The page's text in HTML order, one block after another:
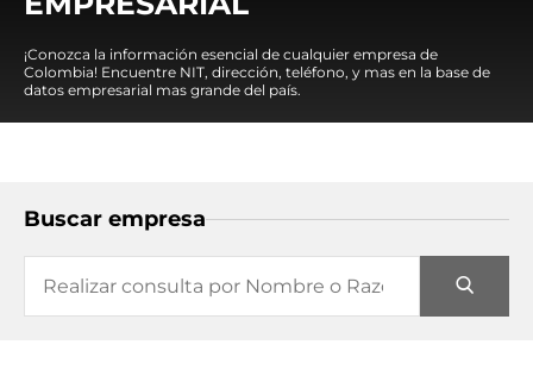
¡Conozca la información esencial de cualquier empresa de
Colombia! Encuentre NIT, dirección, teléfono, y mas en la base de
datos empresarial mas grande del país.
Buscar empresa